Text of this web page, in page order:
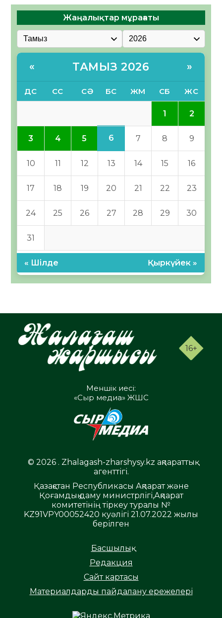
Жаңалықтар мұрағаты
« ТАМЫЗ 2026 »
ДС СС СӘ БС ЖМ СБ ЖС
1 2
3 4 5 6 7 8 9
10 11 12 13 14 15 16
17 18 19 20 21 22 23
24 25 26 27 28 29 30
31
« Шілде Қыркүйек »
16+
Меншік иесі:
«Сыр медиа» ЖШС
© 2026 . Zhalagash-zharshysy.kz ақпараттық
агенттігі.
Қазақстан Республикасы Ақпарат және
Қоғамдық даму министрлігі,Ақпарат
комитетінің тіркеу туралы №
KZ91VPY00052420 куәлігі 21.07.2022 жылы
берілген
Басшылық
Редакция
Сайт картасы
Материалдарды пайдалану ережелері